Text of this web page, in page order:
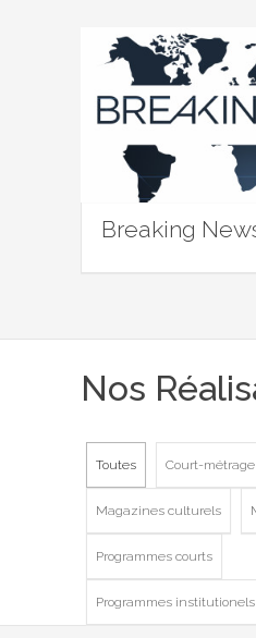
Breaking
Nos
Toutes Court-métrage
Magazines culturels
Programmes courts
Programmes institutionels